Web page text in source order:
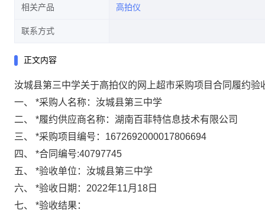
相关产品 高拍仪
联系方式
正文内容
汝城县第三中学关于高拍仪的网上超市采购项目合同履约验
一、 *采购人名称： 汝城县第三中学
二、 *履约供应商名称： 湖南百菲特信息技术有限公司
三、 *采购项目编号： 1672692000017806694
四、 *合同编号:40797745
五、 *验收单位： 汝城县第三中学
六、 *验收日期： 2022年11月18日
七、 *验收结果：